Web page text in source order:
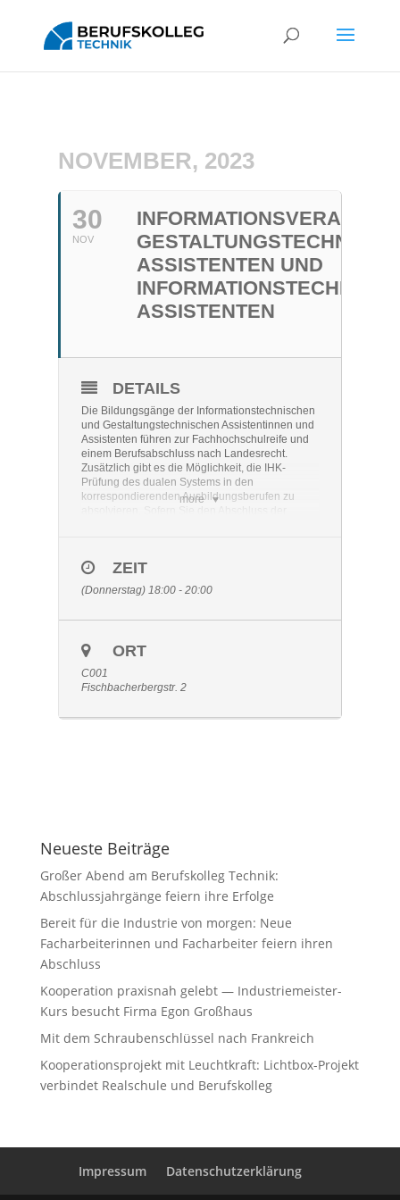
NOVEMBER, 2023
30
NOV
ASSISTENTEN UND
ASSISTENTEN
more
DETAILS
Die Bildungsgänge der Informationstechnischen
und Gestaltungstechnischen Assistentinnen und
Assistenten führen zur Fachhochschulreife und
einem Berufsabschluss nach Landesrecht.
Zusätzlich gibt es die Möglichkeit, die IHK-
Prüfung des dualen Systems in den
korrespondierenden Ausbildungsberufen zu
Informationstechnischen Bereich. Wir
diese Bildungsgänge und bieten einen
Veranstaltung.
ZEIT
(Donnerstag) 18:00 - 20:00
ORT
C001
Fischbacherbergstr. 2
Neueste Beiträge
Großer Abend am Berufskolleg Technik:
Abschlussjahrgänge feiern ihre Erfolge
Bereit für die Industrie von morgen: Neue
Facharbeiterinnen und Facharbeiter feiern ihren
Abschluss
Kooperation praxisnah gelebt — Industriemeister-
Kurs besucht Firma Egon Großhaus
Mit dem Schraubenschlüssel nach Frankreich
Kooperationsprojekt mit Leuchtkraft: Lichtbox-Projekt
verbindet Realschule und Berufskolleg
Impressum Datenschutzerklärung